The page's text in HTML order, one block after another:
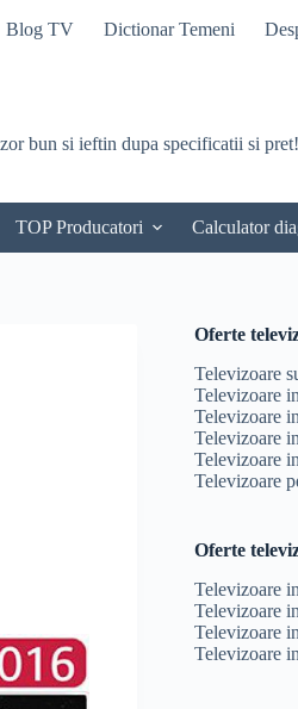
Blog TV Dictionar Temeni
bun si ieftin dupa specificatii si pret!
TOP Producatori Calculator
Oferte
Televizoare
Televizoare
Televizoare
Televizoare
Televizoare
Televizoare
Oferte
Televizoare
Televizoare
Televizoare
Televizoare